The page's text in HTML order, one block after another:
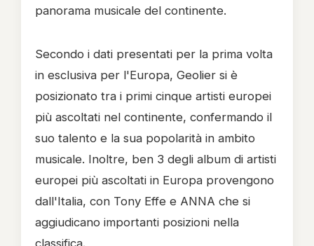
panorama musicale del continente.
Secondo i dati presentati per la prima volta
in esclusiva per l'Europa, Geolier si è
posizionato tra i primi cinque artisti europei
più ascoltati nel continente, confermando il
suo talento e la sua popolarità in ambito
musicale. Inoltre, ben 3 degli album di artisti
europei più ascoltati in Europa provengono
dall'Italia, con Tony Effe e ANNA che si
aggiudicano importanti posizioni nella
classifica.